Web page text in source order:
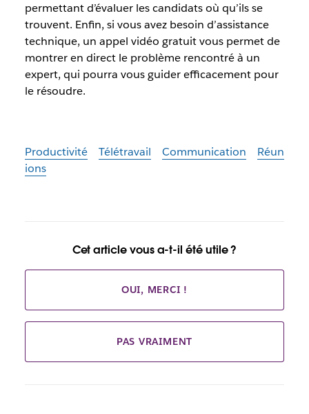
permettant d’évaluer les candidats où qu’ils se
trouvent. Enfin, si vous avez besoin d’assistance
technique, un appel vidéo gratuit vous permet de
montrer en direct le problème rencontré à un
expert, qui pourra vous guider efficacement pour
le résoudre.
Productivité Télétravail Communication
Réun
ions
Cet article vous a-t-il été utile ?
OUI, MERCI !
PAS VRAIMENT